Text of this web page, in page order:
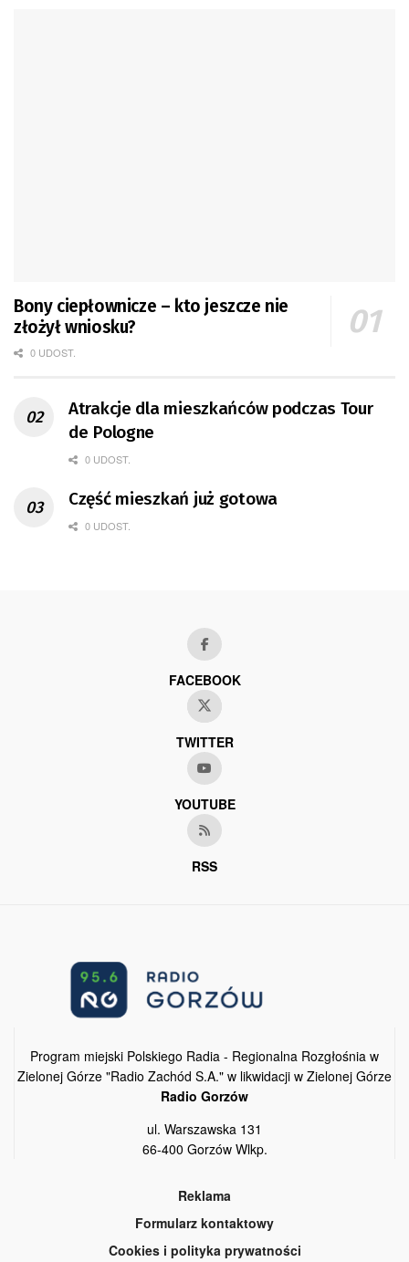
Bony ciepłownicze – kto jeszcze nie
złożył wniosku?
0 UDOST.
Atrakcje dla mieszkańców podczas Tour
de Pologne
0 UDOST.
Część mieszkań już gotowa
0 UDOST.
FACEBOOK
TWITTER
YOUTUBE
RSS
Program miejski Polskiego Radia - Regionalna Rozgłośnia w
Zielonej Górze "Radio Zachód S.A." w likwidacji w Zielonej Górze
Radio Gorzów
ul. Warszawska 131
66-400 Gorzów Wlkp.
Reklama
Formularz kontaktowy
Cookies i polityka prywatności